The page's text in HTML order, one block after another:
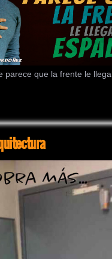
parece que la frente le